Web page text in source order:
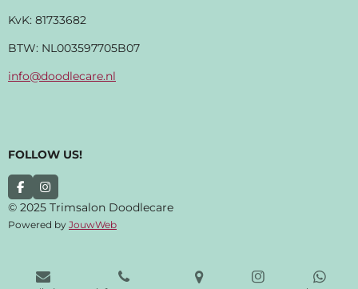
KvK: 81733682
BTW: NL003597705B07
info@doodlecare.nl
FOLLOW US!
F
A
E
I
N
T
A
© 2025 Trimsalon Doodlecare
Powered by JouwWeb